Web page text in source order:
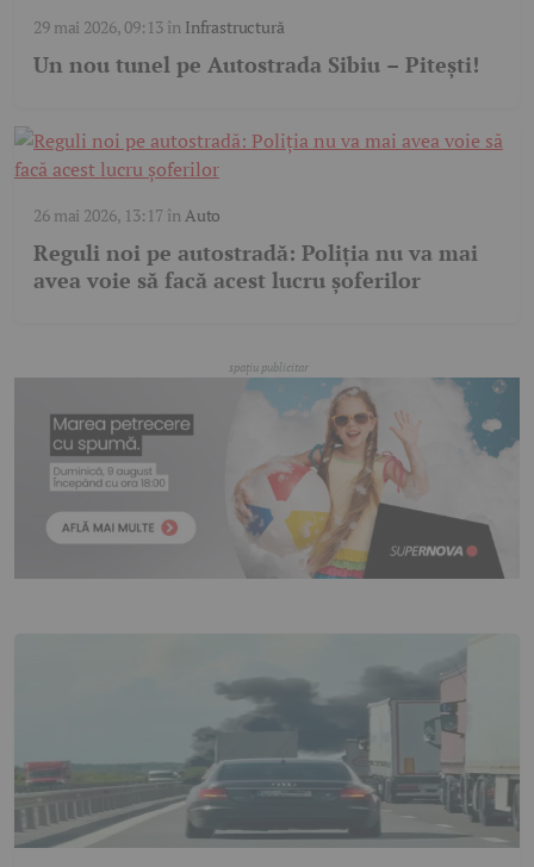
29 mai 2026, 09:13în Infrastructură
Un nou tunel pe Autostrada Sibiu – Pitești!
26 mai 2026, 13:17în Auto
Reguli noi pe autostradă: Poliția nu va mai
avea voie să facă acest lucru șoferilor